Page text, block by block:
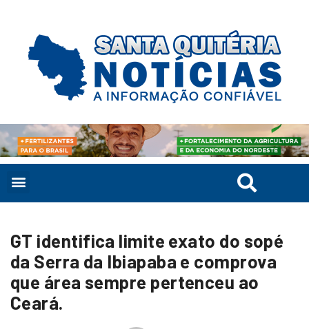
GT identifica limite exato do sopé
da Serra da Ibiapaba e comprova
que área sempre pertenceu ao
Ceará.